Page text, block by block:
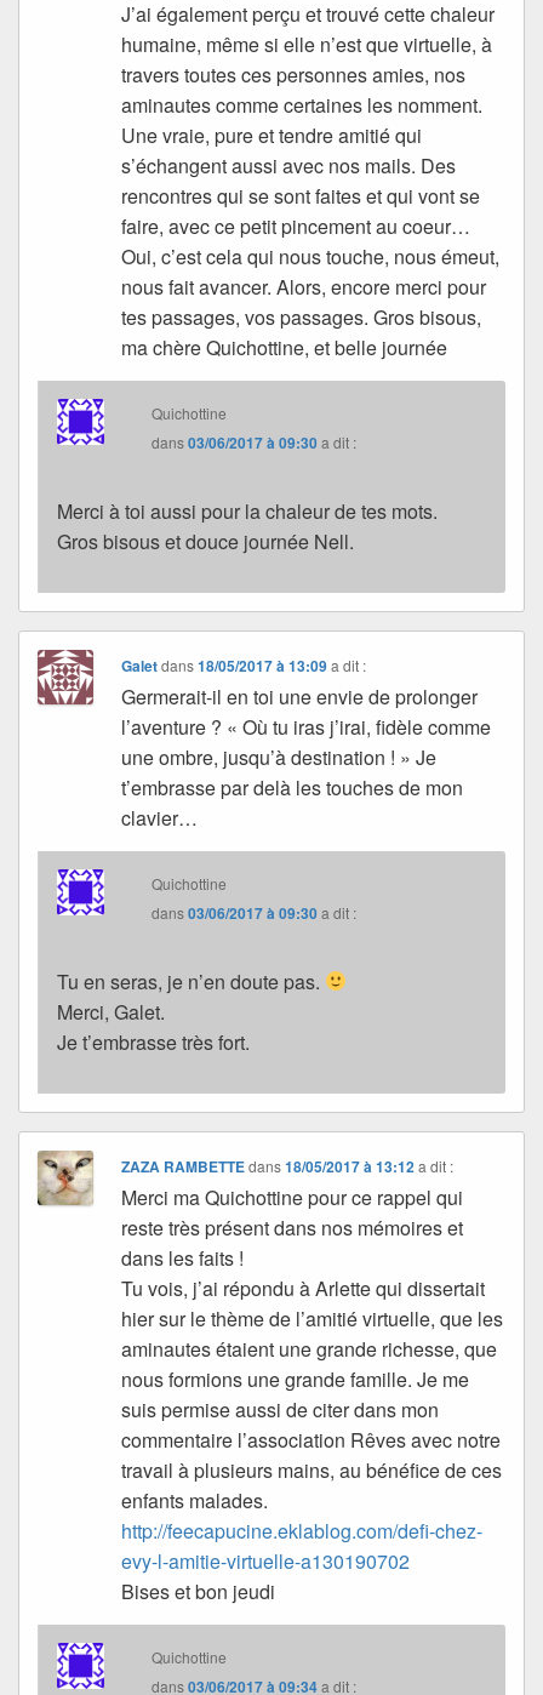
J’ai également perçu et trouvé cette chaleur
humaine, même si elle n’est que virtuelle, à
travers toutes ces personnes amies, nos
aminautes comme certaines les nomment.
Une vraie, pure et tendre amitié qui
s’échangent aussi avec nos mails. Des
rencontres qui se sont faites et qui vont se
faire, avec ce petit pincement au coeur…
Oui, c’est cela qui nous touche, nous émeut,
nous fait avancer. Alors, encore merci pour
tes passages, vos passages. Gros bisous,
ma chère Quichottine, et belle journée
Quichottine
dans03/06/2017 à 09:30a dit :
Merci à toi aussi pour la chaleur de tes mots.
Gros bisous et douce journée Nell.
Galetdans18/05/2017 à 13:09 a dit :
Germerait-il en toi une envie de prolonger
l’aventure ? « Où tu iras j’irai, fidèle comme
une ombre, jusqu’à destination ! » Je
t’embrasse par delà les touches de mon
clavier…
Quichottine
dans03/06/2017 à 09:30a dit :
Tu en seras, je n’en doute pas.
Merci, Galet.
Je t’embrasse très fort.
ZAZA RAMBETTEdans18/05/2017 à 13:12 a dit :
Merci ma Quichottine pour ce rappel qui
reste très présent dans nos mémoires et
dans les faits !
Tu vois, j’ai répondu à Arlette qui dissertait
hier sur le thème de l’amitié virtuelle, que les
aminautes étaient une grande richesse, que
nous formions une grande famille. Je me
suis permise aussi de citer dans mon
commentaire l’association Rêves avec notre
travail à plusieurs mains, au bénéfice de ces
enfants malades.
http://feecapucine.eklablog.com/defi-chez-
evy-l-amitie-virtuelle-a130190702
Bises et bon jeudi
Quichottine
dans03/06/2017 à 09:34a dit :